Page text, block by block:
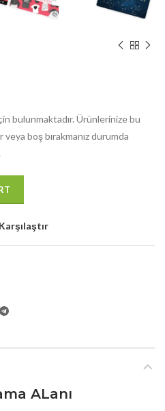
bulunmaktadır. Ürünlerinize bu
veya boş bırakmanız durumda
Karşılaştır
ALanı